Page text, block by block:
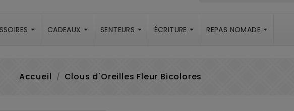
CADEAUX SENTEURS ÉCRITURE REPAS NOMADE
Accueil Clous d'Oreilles Fleur Bicolores